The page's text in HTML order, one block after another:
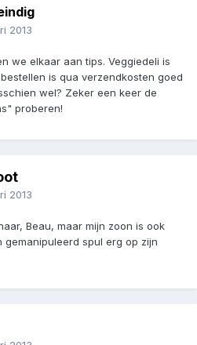
2013
we elkaar aan tips. Veggiedeli is
is qua verzendkosten goed
wel? Zeker een keer de
proberen!
2013
Beau, maar mijn zoon is ook
gemanipuleerd spul erg op zijn